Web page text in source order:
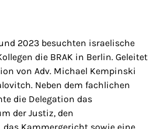
2023 besuchten israelische
die BRAK in Berlin. Geleitet
von Adv. Michael Kempinski
Neben dem fachlichen
die Delegation das
der Justiz, den